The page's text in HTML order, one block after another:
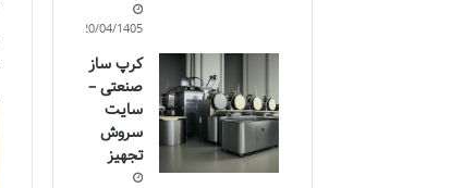
20/04/1405
کرپ ساز
صنعتی –
سایت
سروش
تجهیز